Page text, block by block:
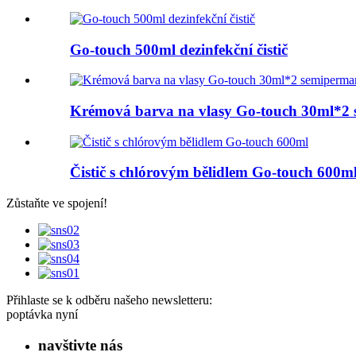
Go-touch 500ml dezinfekční čistič
Krémová barva na vlasy Go-touch 30ml*2
Čistič s chlórovým bělidlem Go-touch
Zůstaňte ve spojení!
Přihlaste se k odběru našeho newsletteru:
poptávka nyní
navštivte nás